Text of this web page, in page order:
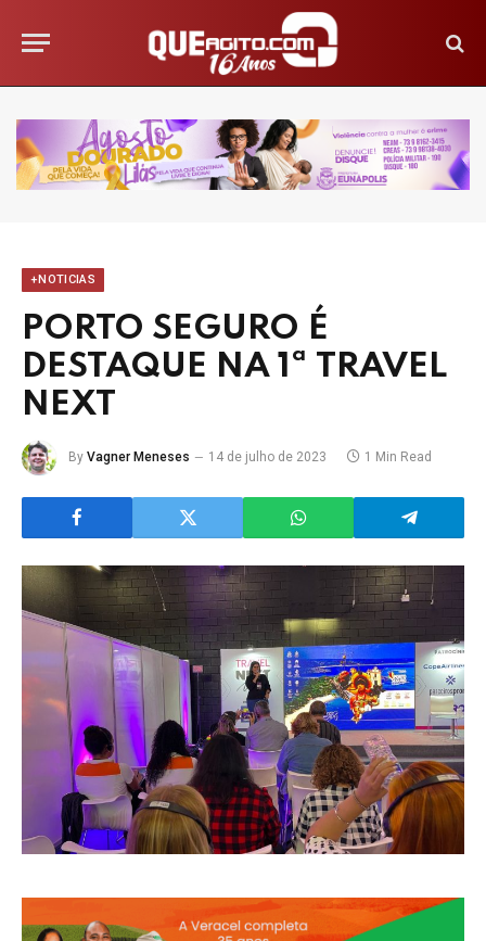
+NOTICIAS
PORTO SEGURO É
DESTAQUE NA 1ª TRAVEL
NEXT
By Vagner Meneses 14 de julho de 2023 1 Min Read